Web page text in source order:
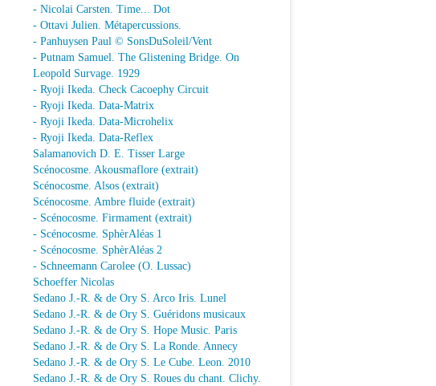
- Nicolai Carsten. Time... Dot
- Ottavi Julien. Métapercussions.
- Panhuysen Paul © SonsDuSoleil/Vent
- Putnam Samuel. The Glistening Bridge. On
Leopold Survage. 1929
- Ryoji Ikeda. Check Cacoephy Circuit
- Ryoji Ikeda. Data-Matrix
- Ryoji Ikeda. Data-Microhelix
- Ryoji Ikeda. Data-Reflex
Salamanovich D. E. Tisser Large
Scénocosme. Akousmaflore (extrait)
Scénocosme. Alsos (extrait)
Scénocosme. Ambre fluide (extrait)
- Scénocosme. Firmament (extrait)
- Scénocosme. SphèrAléas 1
- Scénocosme. SphèrAléas 2
- Schneemann Carolee (O. Lussac)
Schoeffer Nicolas
Sedano J.-R. & de Ory S. Arco Iris. Lunel
Sedano J.-R. & de Ory S. Guéridons musicaux
Sedano J.-R. & de Ory S. Hope Music. Paris
Sedano J.-R. & de Ory S. La Ronde. Annecy
Sedano J.-R. & de Ory S. Le Cube. Leon. 2010
Sedano J.-R. & de Ory S. Roues du chant. Clichy.